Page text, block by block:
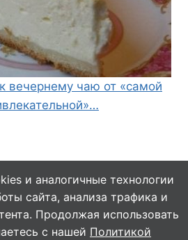
вечернему чаю от «самой
- Вкусные Рецепты
и аналогичные технологии
сайта, анализа трафика и
Продолжая использовать
с нашей Политикой